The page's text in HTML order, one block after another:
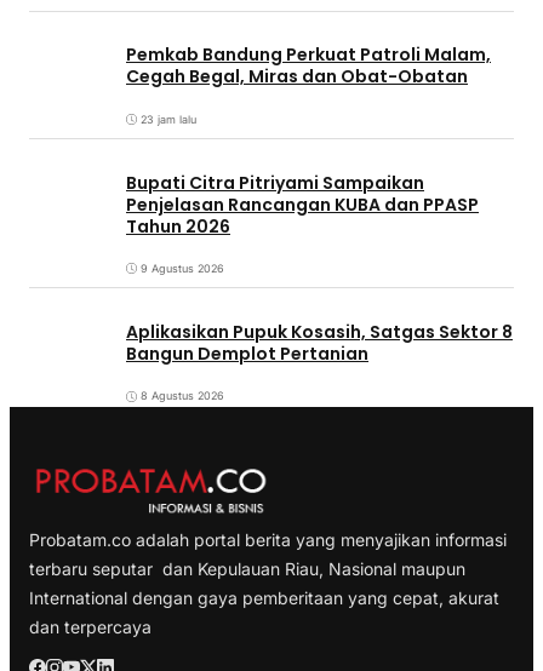
Pemkab Bandung Perkuat Patroli Malam,
Cegah Begal, Miras dan Obat-Obatan
23 jam lalu
Bupati Citra Pitriyami Sampaikan
Penjelasan Rancangan KUBA dan PPASP
Tahun 2026
9 Agustus 2026
Aplikasikan Pupuk Kosasih, Satgas Sektor 8
Bangun Demplot Pertanian
8 Agustus 2026
Probatam.co adalah portal berita yang menyajikan informasi
terbaru seputar dan Kepulauan Riau, Nasional maupun
International dengan gaya pemberitaan yang cepat, akurat
dan terpercaya